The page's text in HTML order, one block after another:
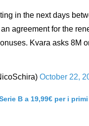
in the next days
agreement for the
Kvara asks 8M
October 22,
B a 19,99€ per i